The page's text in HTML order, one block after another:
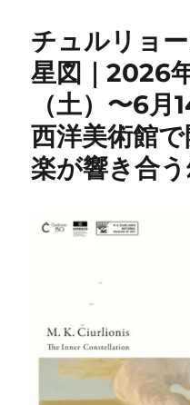
チュルリョ
星図｜2026
（土）〜6
西洋美術館
楽が響き合